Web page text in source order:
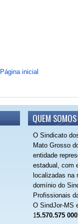
Página inicial
QUEM SOMOS
O Sindicato
Mato Grosso
entidade
estadual, com
localizadas na
domínio do
Profissionais
O SindJor-MS
15.570.575